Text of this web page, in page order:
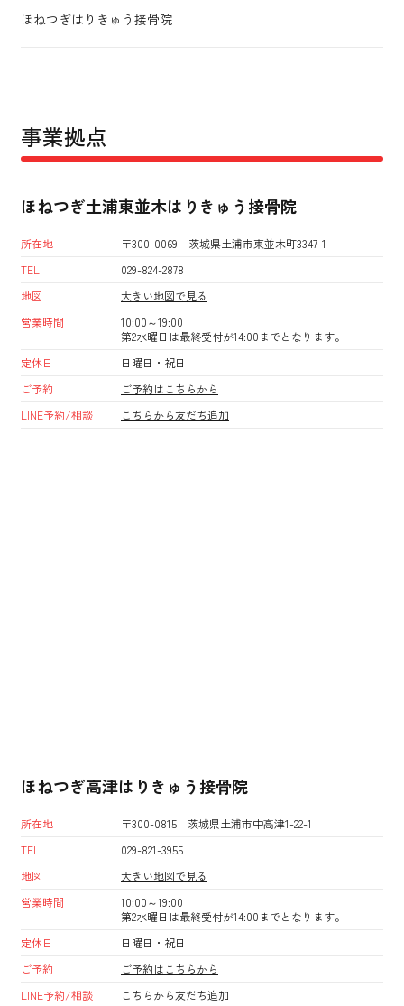
ほねつぎはりきゅう接骨院
事業拠点
ほねつぎ土浦東並木はりきゅう接骨院
所在地
〒300-0069 茨城県土浦市東並木町3347-1
TEL
029-824-2878
地図
大きい地図で見る
営業時間
10:00～19:00
第2水曜日は最終受付が14:00までとなります。
定休日
日曜日・祝日
ご予約
ご予約はこちらから
LINE予約/相談
こちらから友だち追加
ほねつぎ高津はりきゅう接骨院
所在地
〒300-0815 茨城県土浦市中高津1-22-1
TEL
029-821-3955
地図
大きい地図で見る
営業時間
10:00～19:00
第2水曜日は最終受付が14:00までとなります。
定休日
日曜日・祝日
ご予約
ご予約はこちらから
LINE予約/相談
こちらから友だち追加